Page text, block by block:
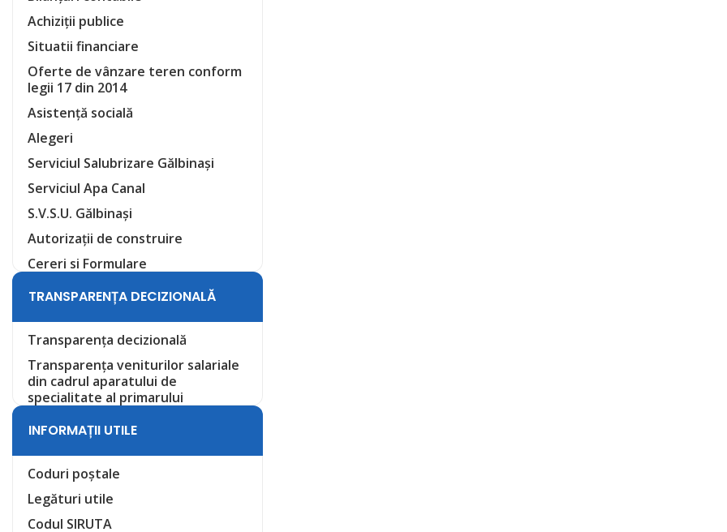
Achiziții publice
Situatii financiare
Oferte de vânzare teren conform
legii 17 din 2014
Asistență socială
Alegeri
Serviciul Salubrizare Gălbinași
Serviciul Apa Canal
S.V.S.U. Gălbinași
Autorizații de construire
Cereri si Formulare
TRANSPARENȚA DECIZIONALĂ
Transparența decizională
Transparența veniturilor salariale
din cadrul aparatului de
specialitate al primarului
INFORMAȚII UTILE
Coduri poștale
Legături utile
Codul SIRUTA